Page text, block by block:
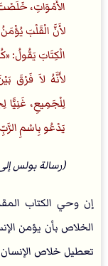
الأَمْوَاتِ،
لأَنَّ الْقَلْبَ
الْكِتَابَ يَقُولُ:
لأَنَّهُ لاَ فَرْقَ
لِلْجَمِيعِ،
يَدْعُو بِاسْمِ
(رسالة بولس إلى
إن وحي الكتاب
الخلاص بأن يؤمن
تعطيل خلاص